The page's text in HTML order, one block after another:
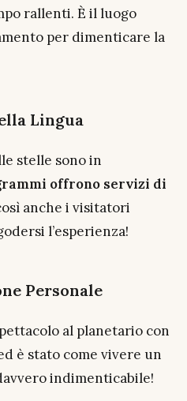
rallenti. È il luogo
per dimenticare la
Lingua
stelle sono in
offrono servizi di
anche i visitatori
l’esperienza!
Personale
al planetario con
è stato come vivere un
indimenticabile!